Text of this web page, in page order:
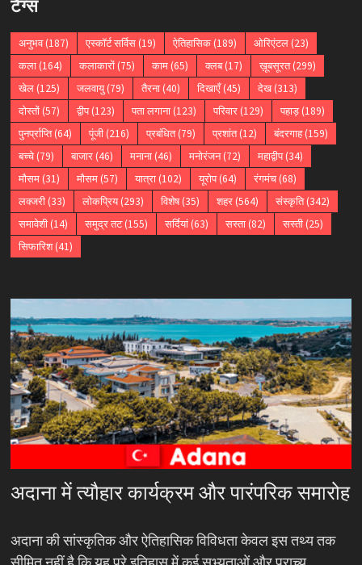
टैग्स
अनुभव(187) एस्कॉर्ट सर्विस(19) ऐतिहासिक(189) ओरिएंटल(23)
कला(164) कलाकारों(75) काम(65) क्लब(17) ख़ूबसूरत(299)
खेल(125) जलवायु(79) तैरना(40) दिखाएँ(45) देख(313)
दोस्तों(57) द्वीप(123) पता लगाना(123) परिवार(129) पहाड़(189)
पुनर्प्राप्ति(64) पूंजी(216) प्रबंधित(79) प्रशांत(12) बंदरगाह(159)
बच्चे(79) बाजार(46) मनाना(46) मनोरंजन(72) महाद्वीप(34)
मौसम(31) मौसम(57) यात्रा(102) यूरोप(64) रंगमंच(68)
लक्जरी(33) लोकप्रिय(293) विशेष(35) शहर(564) संस्कृति(342)
समावेशी(14) समुद्र तट(155) सर्दियां(63) सस्ता(82) सस्ती(25)
सिफारिश(41)
अदाना में त्यौहार कार्यक्रम और पारंपरिक समारोह
अदाना की सांस्कृतिक और ऐतिहासिक विविधता केवल इस तथ्य तक